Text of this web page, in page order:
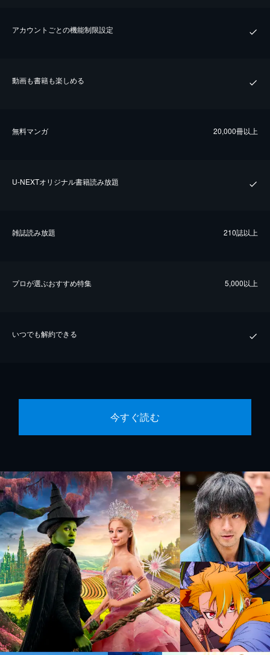
アカウントごとの機能制限設定
動画も書籍も楽しめる
無料マンガ 20,000冊以上
U-NEXTオリジナル書籍読み放題
雑誌読み放題 210誌以上
プロが選ぶおすすめ特集 5,000以上
いつでも解約できる
今すぐ読む